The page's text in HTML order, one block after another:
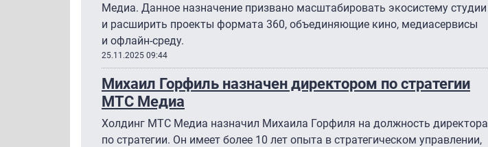
Медиа. Данное назначение призвано масштабировать экосистему студии
и расширить проекты формата 360, объединяющие кино, медиасервисы
и офлайн-среду.
25.11.2025 09:44
Михаил Горфиль назначен директором по стратегии
МТС Медиа
Холдинг МТС Медиа назначил Михаила Горфиля на должность директора
по стратегии. Он имеет более 10 лет опыта в стратегическом управлении,